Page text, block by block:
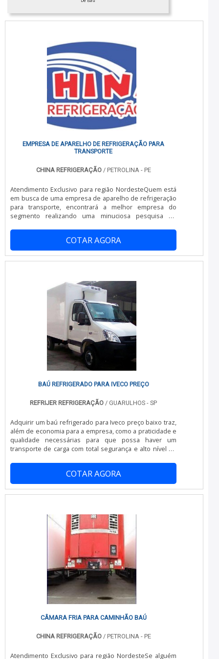
privilegiada. Tudo isso, somado a uma equipe
profissionais qualificados, comprova sua essência de
EMPRESA DE APARELHO DE REFRIGERAÇÃO PARA
TRANSPORTE
CHINA REFRIGERAÇÃO/ PETROLINA - PE
Atendimento Exclusivo para região NordesteQuem está
em busca de uma empresa de aparelho de refrigeração
para transporte, encontrará a melhor empresa do
segmento realizando uma minuciosa pesquisa de
do ramo.MAIS SOBRE EMPRESA DE APARELHO DE
REFRIGERAÇÃO PARA TRANSPORTEQuem está à procura
de empresa de aparelho de refrigeração para
transporte altamente qualificada, encontra na China
câmara fria, focando em tecnologia e desenvolvimento
no que gera resultado ao cliente.Discorrendo ainda
sobre empresa de aparelho de refrigeração para
transporte, é importante buscar uma empresa que
tenha produtos e serviços com ótima qualidade e
precisão, pequenos detalhes, mas de grande valia para
saber a procedência e seriedade da empresa.É
importante lembrar que o produto deve ser adquirido
com empresas especializadas. Esse tipo de cuidado
ajuda a garantir a qualidade e durabilidade dos
frequentes de produtos que não cumprem com suas
gastos desnecessários.Existem diversos motivos para a
pensamos em uma empresa que entrega confiança e
serviços de qualidade. Alguns desses motivos são:
Equipe multidisciplinar de consultores associados;
Profissionais com vasta experiência na área de atuação;
Equipe de alta qualidade; Escritório de alta qualidade
onde são realizadas as atividades; Tecnologia altamente
avançada; Equipamentos de última geração.QUALIDADES
E PONTOS FORTES DA EMPRESANa China Refrigeração
sempre tem a solução mais buscada na área de
conserto de baú refrigerado e montagem de câmara
fria.É uma empresa comprometida com seus serviços e
uma empresa inovadora, padrões alcançados por conter
escritório de alta qualidade onde são realizadas as
atividades e estrutura suficiente para atender todas as
demandas. Tudo isso, somado à performance de uma
equipe multidisciplinar de consultores associados e
colaboradores eficientes, garantem o sucesso de cada
cliente de ponta a ponta.
COTAR AGORA
BAÚ REFRIGERADO PARA IVECO PREÇO
REFRIJER REFRIGERAÇÃO / GUARULHOS - SP
Adquirir um baú refrigerado para Iveco preço baixo traz,
além de economia para a empresa, como a praticidade e
qualidade necessárias para que possa haver um
transporte de carga com total segurança e alto nível de
baú refrigerado para Iveco não é muito difícil, visto a
enorme opção de empresas que trabalham com a
fabricação deste produto. No entanto, a aquisição de um
baú deste tipo que tenha qualidade, durabilidade e
COTAR AGORA
CÂMARA FRIA PARA CAMINHÃO BAÚ
CHINA REFRIGERAÇÃO/ PETROLINA - PE
Atendimento Exclusivo para região NordesteSe alguém